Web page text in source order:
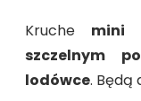
Kruche mini
szczelnym
lodówce. Będą